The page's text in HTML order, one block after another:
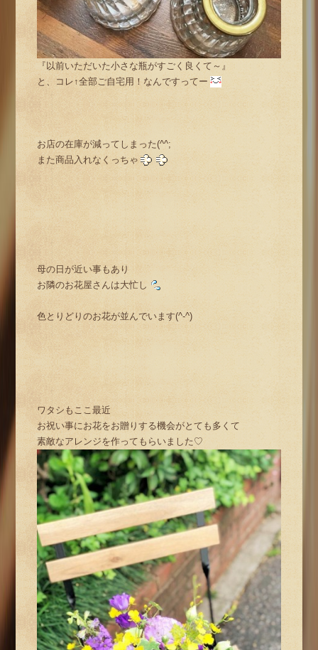
『以前いただいた小さな瓶がすごく良くて～』
と、コレ↑全部ご自宅用！なんですってー
お店の在庫が減ってしまった(^^;
また商品入れなくっちゃ
母の日が近い事もあり
お隣のお花屋さんは大忙し
色とりどりのお花が並んでいます(^-^)
ワタシもここ最近
お祝い事にお花をお贈りする機会がとても多くて
素敵なアレンジを作ってもらいました♡